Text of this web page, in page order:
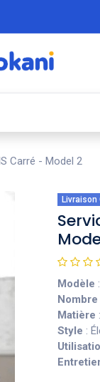
Carré - Model 2
Livraison
Modèle
Matière
Style :